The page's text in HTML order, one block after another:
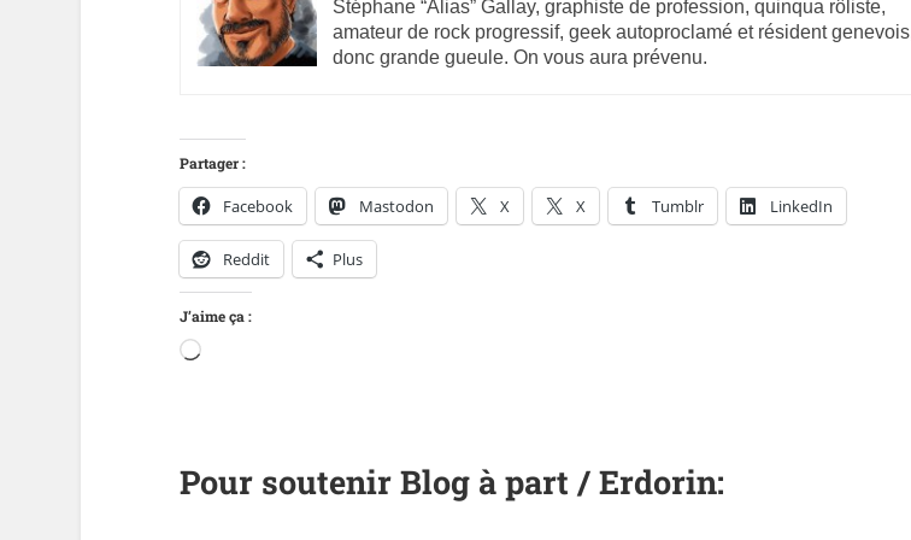
Stéphane “Alias” Gallay, graphiste de profession, quinqua rôliste,
amateur de rock progressif, geek autoproclamé et résident genevois,
donc grande gueule. On vous aura prévenu.
Partager :
Facebook Mastodon X X Tumblr LinkedIn
Reddit Plus
J’aime ça :
Pour soutenir Blog à part / Erdorin: